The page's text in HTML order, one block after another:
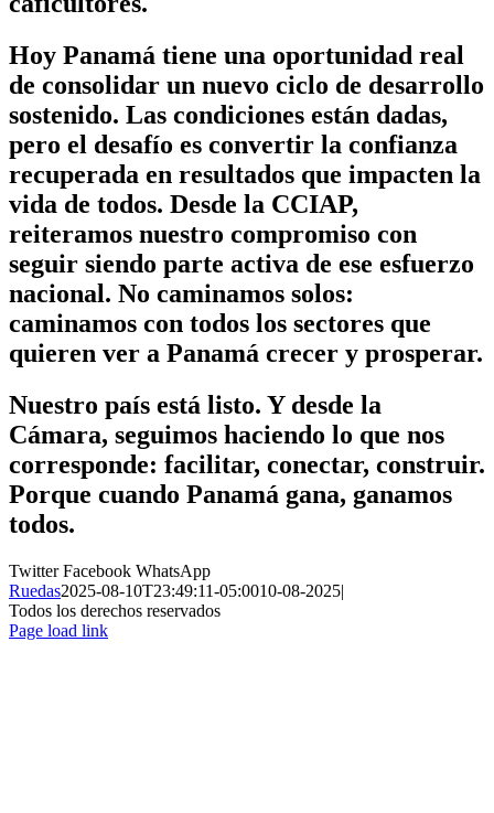
Hoy Panamá tiene una oportunidad real
de consolidar un nuevo ciclo de desarrollo
sostenido. Las condiciones están dadas,
pero el desafío es convertir la confianza
recuperada en resultados que impacten la
vida de todos. Desde la CCIAP,
reiteramos nuestro compromiso con
seguir siendo parte activa de ese esfuerzo
nacional. No caminamos solos:
caminamos con todos los sectores que
quieren ver a Panamá crecer y prosperar.
Nuestro país está listo. Y desde la
Cámara, seguimos haciendo lo que nos
corresponde: facilitar, conectar, construir.
Porque cuando Panamá gana, ganamos
todos.
TwitterFacebook WhatsApp
Ruedas2025-08-10T23:49:11-05:0010-08-2025|
Todos los derechos reservados
Page load link